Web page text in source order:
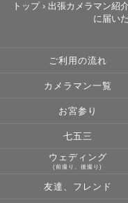
一緒に楽しい時間にし
🏷 “ぴも”ってどんなひ
トップ › 出張カメラマン紹介
に届い
ご利用の流れ
カメラマン一覧
お宮参り
七五三
ウェディング
(前撮り、後撮り)
友達、フレンド